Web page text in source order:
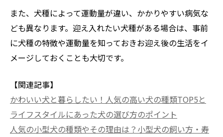
また、犬種によって運動量が違い、かかりやすい病気な
ども異なります。迎え入れたい犬種がある場合は、事前
に犬種の特徴や運動量を知っておきお迎え後の生活をイ
メージしておくことも大切です。
【関連記事】
かわいい犬と暮らしたい！人気の高い犬の種類TOP5と
ライフスタイルにあった犬の選び方のポイント
人気の小型犬の種類やその理由は？小型犬の飼い方・寿